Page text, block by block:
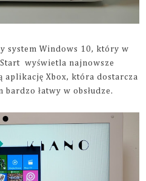
system Windows 10, który w
wyświetla najnowsze
aplikację Xbox, która dostarcza
bardzo łatwy w obsłudze.